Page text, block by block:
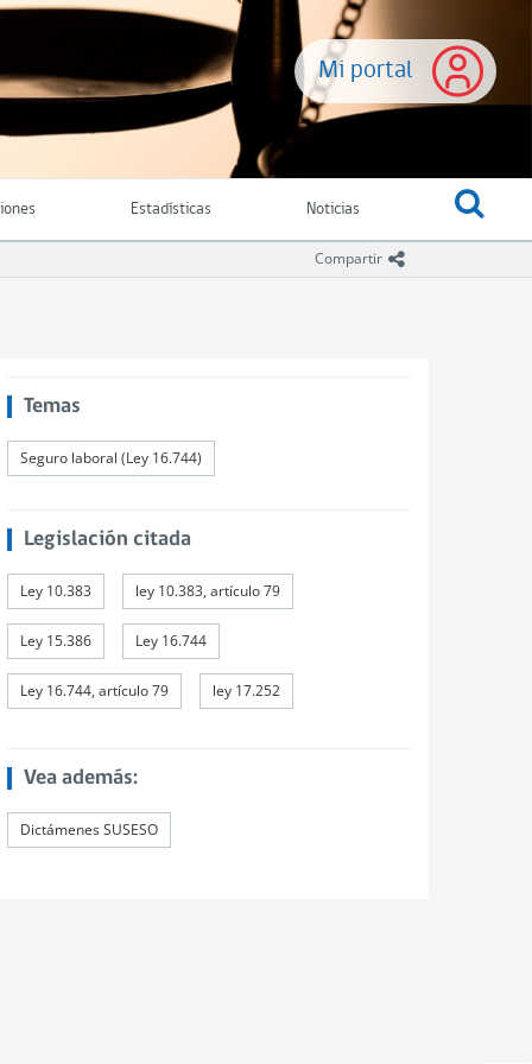
Mi portal
Estadísticas Noticias
Compartir icono compartir
Temas
Seguro laboral (Ley 16.744)
Legislación citada
Ley 10.383 ley 10.383, artículo 79
Ley 15.386 Ley 16.744
Ley 16.744, artículo 79 ley 17.252
Vea además:
Dictámenes SUSESO